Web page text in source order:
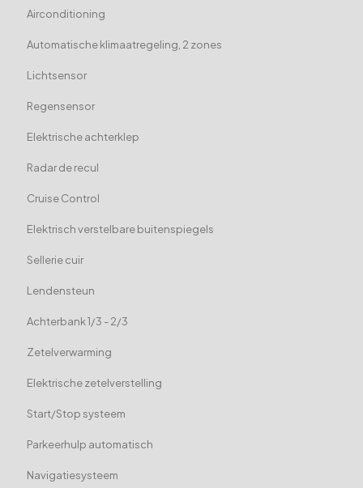
Airconditioning
Automatische klimaatregeling, 2 zones
Lichtsensor
Regensensor
Elektrische achterklep
Radar de recul
Cruise Control
Elektrisch verstelbare buitenspiegels
Sellerie cuir
Lendensteun
Achterbank 1/3 - 2/3
Zetelverwarming
Elektrische zetelverstelling
Start/Stop systeem
Parkeerhulp automatisch
Navigatiesysteem